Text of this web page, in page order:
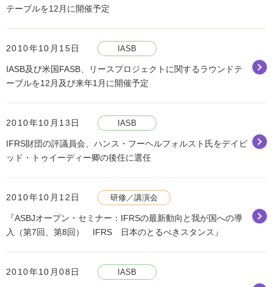
テーブルを12月に開催予定
2010年10月15日 IASB
IASB及び米国FASB、リースプロジェクトに関するラウンドテ
ーブルを12月及び来年1月に開催予定
2010年10月13日 IASB
IFRS財団の評議員会、ハンス・フーヘルフォルスト氏をデイビ
ッド・トゥイーディー卿の後任に選任
2010年10月12日 研修／講演会
『ASBJオープン・セミナー：IFRSの最新動向と我が国への導
入（第7回、第8回） IFRS 日本のとるべきスタンス』
2010年10月08日 IASB